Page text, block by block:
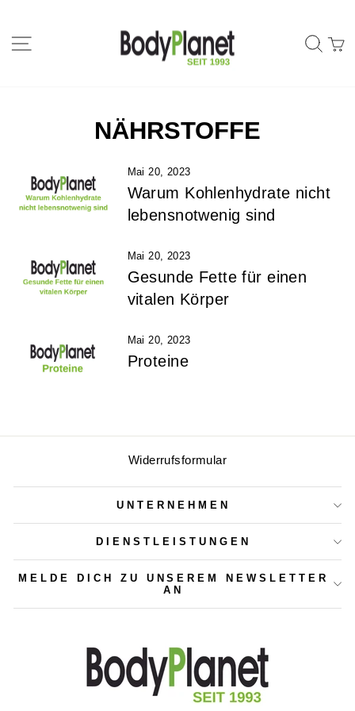
Inhalt
SEITENNAVIGATION
NÄHRSTOFFE
Mai 20, 2023
Warum Kohlenhydrate nicht
lebensnotwenig sind
Mai 20, 2023
Gesunde Fette für einen
vitalen Körper
Mai 20, 2023
Proteine
Widerrufsformular
UNTERNEHMEN
DIENSTLEISTUNGEN
MELDE DICH ZU UNSEREM NEWSLETTER
AN